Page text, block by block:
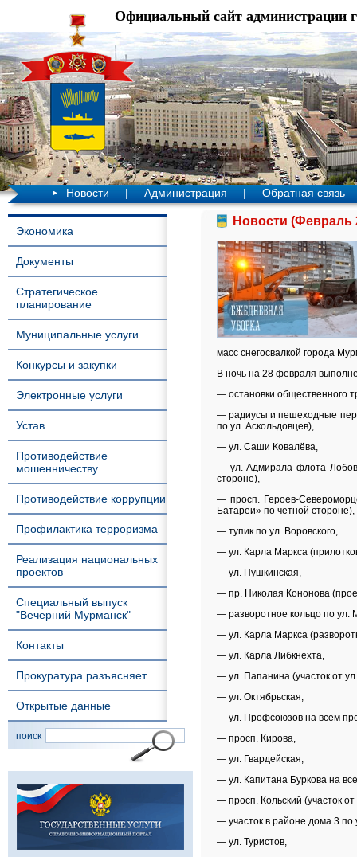
Официальный сайт администрации
Новости | Администрация | Обратная связь
Экономика
Документы
Стратегическое
планирование
Муниципальные услуги
Конкурсы и закупки
Электронные услуги
Устав
Противодействие
мошенничеству
Противодействие коррупции
Профилактика терроризма
Реализация национальных
проектов
Специальный выпуск
"Вечерний Мурманск"
Контакты
Прокуратура разъясняет
Открытые данные
поиск
Новости (Февраль
масс снегосвалкой города
В ночь на 28 февраля
— остановки общественного
— радиусы и пешеходные
по ул. Аскольдовцев),
— ул. Саши Ковалёва,
— ул. Адмирала флота
стороне),
— просп. Героев-
Батареи» по четной стороне),
— тупик по ул. Воровского,
— ул. Карла Маркса
— ул. Пушкинская,
— пр. Николая Кононова
— разворотное кольцо по ул.
— ул. Карла Маркса
— ул. Карла Либкнехта,
— ул. Папанина (участок от
— ул. Октябрьская,
— ул. Профсоюзов на всем
— просп. Кирова,
— ул. Гвардейская,
— ул. Капитана Буркова на
— просп. Кольский (участок
— участок в районе дома 3 по
— ул. Туристов,